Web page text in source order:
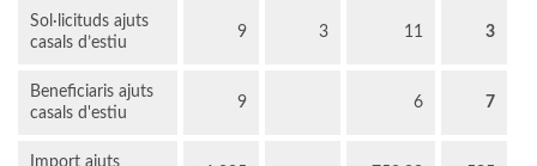
Sol·licituds ajuts
casals d’estiu
9 3 11 3
Beneficiaris ajuts
casals d'estiu
9 6 7